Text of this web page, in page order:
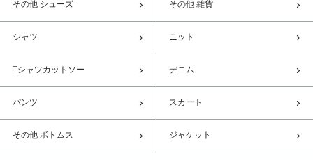
その他 シューズ その他 雑貨
シャツ ニット
Tシャツカットソー デニム
パンツ スカート
その他 ボトムス ジャケット